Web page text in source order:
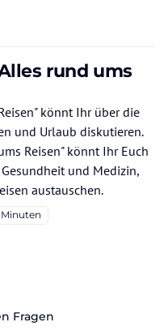
rund ums
könnt Ihr über die
und Urlaub diskutieren.
Reisen" könnt Ihr Euch
und Medizin,
austauschen.
Fragen